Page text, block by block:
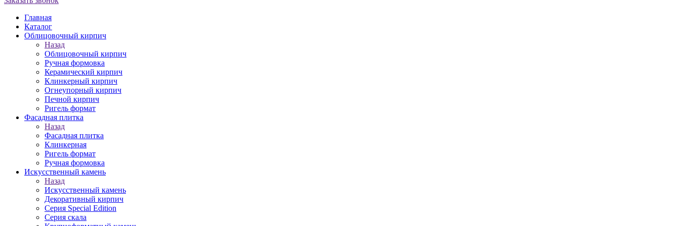
Главная
Каталог
Облицовочный кирпич
Назад
Облицовочный кирпич
Ручная формовка
Керамический кирпич
Клинкерный кирпич
Огнеупорный кирпич
Печной кирпич
Ригель формат
Фасадная плитка
Назад
Фасадная плитка
Клинкерная
Ригель формат
Ручная формовка
Искусственный камень
Назад
Искусственный камень
Декоративный кирпич
Серия Special Edition
Серия скала